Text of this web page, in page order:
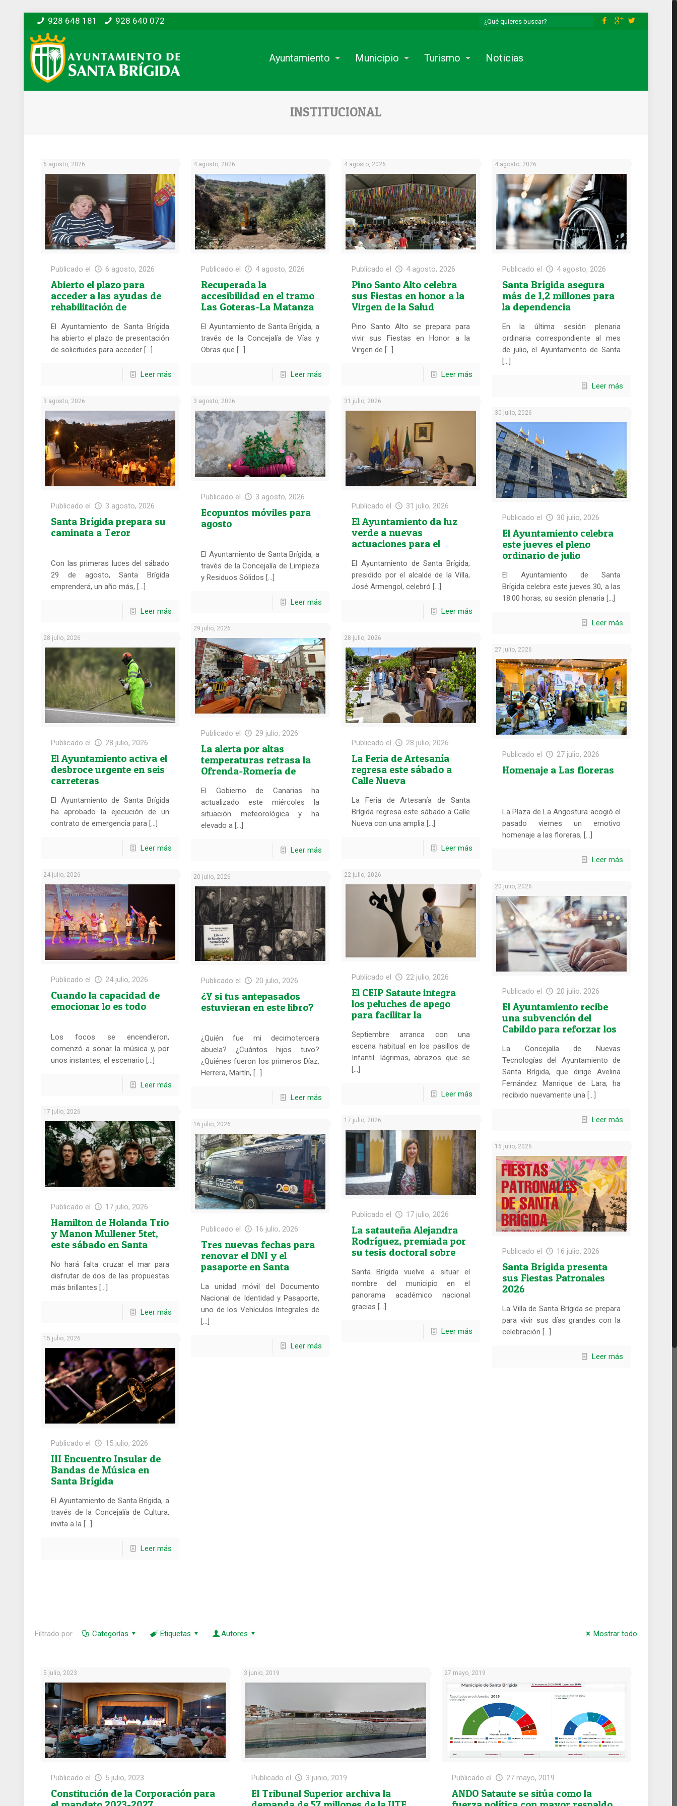
928 648 181 928 640 072
Ayuntamiento Municipio Turismo Noticias
INSTITUCIONAL
6 agosto, 2026
Publicado el 6 agosto, 2026
Abierto el plazo para
acceder a las ayudas de
rehabilitación de
El Ayuntamiento de Santa Brígida
ha abierto el plazo de presentación
de solicitudes para acceder […]
Leer más
4 agosto, 2026
Publicado el 4 agosto, 2026
Recuperada la
accesibilidad en el tramo
Las Goteras-La Matanza
El Ayuntamiento de Santa Brígida, a
través de la Concejalía de Vías y
Obras que […]
Leer más
4 agosto, 2026
Publicado el 4 agosto, 2026
Pino Santo Alto celebra
sus Fiestas en honor a la
Virgen de la Salud
Pino Santo Alto se prepara para
vivir sus Fiestas en Honor a la
Virgen de […]
Leer más
4 agosto, 2026
Publicado el 4 agosto, 2026
Santa Brígida asegura
más de 1,2 millones para
la dependencia
En la última sesión plenaria
ordinaria correspondiente al mes
de julio, el Ayuntamiento de Santa
[…]
Leer más
3 agosto, 2026
Publicado el 3 agosto, 2026
Santa Brígida prepara su
caminata a Teror
Con las primeras luces del sábado
29 de agosto, Santa Brígida
emprenderá, un año más, […]
Leer más
3 agosto, 2026
Publicado el 3 agosto, 2026
Ecopuntos móviles para
agosto
El Ayuntamiento de Santa Brígida, a
través de la Concejalía de Limpieza
y Residuos Sólidos […]
Leer más
31 julio, 2026
Publicado el 31 julio, 2026
El Ayuntamiento da luz
verde a nuevas
actuaciones para el
El Ayuntamiento de Santa Brígida,
presidido por el alcalde de la Villa,
José Armengol, celebró […]
Leer más
30 julio, 2026
Publicado el 30 julio, 2026
El Ayuntamiento celebra
este jueves el pleno
ordinario de julio
El Ayuntamiento de Santa
Brígida celebra este jueves 30, a las
18:00 horas, su sesión plenaria […]
Leer más
29 julio, 2026
Publicado el 29 julio, 2026
La alerta por altas
temperaturas retrasa la
Ofrenda-Romería de
El Gobierno de Canarias ha
actualizado este miércoles la
situación meteorológica y ha
elevado a […]
Leer más
28 julio, 2026
Publicado el 28 julio, 2026
El Ayuntamiento activa el
desbroce urgente en seis
carreteras
El Ayuntamiento de Santa Brígida
ha aprobado la ejecución de un
contrato de emergencia para […]
Leer más
28 julio, 2026
Publicado el 28 julio, 2026
La Feria de Artesanía
regresa este sábado a
Calle Nueva
La Feria de Artesanía de Santa
Brígida regresa este sábado a Calle
Nueva con una amplia […]
Leer más
27 julio, 2026
Publicado el 27 julio, 2026
Homenaje a Las floreras
La Plaza de La Angostura acogió el
pasado viernes un emotivo
homenaje a las floreras, […]
Leer más
24 julio, 2026
Publicado el 24 julio, 2026
Cuando la capacidad de
emocionar lo es todo
Los focos se encendieron,
comenzó a sonar la música y, por
unos instantes, el escenario […]
Leer más
22 julio, 2026
Publicado el 22 julio, 2026
El CEIP Sataute integra
los peluches de apego
para facilitar la
Septiembre arranca con una
escena habitual en los pasillos de
Infantil: lágrimas, abrazos que se
[…]
Leer más
20 julio, 2026
Publicado el 20 julio, 2026
¿Y si tus antepasados
estuvieran en este libro?
¿Quién fue mi decimotercera
abuela? ¿Cuántos hijos tuvo?
¿Quiénes fueron los primeros Díaz,
Herrera, Martín, […]
Leer más
20 julio, 2026
Publicado el 20 julio, 2026
El Ayuntamiento recibe
una subvención del
Cabildo para reforzar los
municipales
La Concejalía de Nuevas
Tecnologías del Ayuntamiento de
Santa Brígida, que dirige Avelina
Fernández Manrique de Lara, ha
recibido nuevamente una […]
Leer más
17 julio, 2026
Publicado el 17 julio, 2026
Hamilton de Holanda Trio
y Manon Mullener 5tet,
este sábado en Santa
No hará falta cruzar el mar para
disfrutar de dos de las propuestas
más brillantes […]
Leer más
17 julio, 2026
Publicado el 17 julio, 2026
La satauteña Alejandra
Rodríguez, premiada por
su tesis doctoral sobre
Santa Brígida vuelve a situar el
nombre del municipio en el
panorama académico nacional
gracias […]
Leer más
16 julio, 2026
Publicado el 16 julio, 2026
Tres nuevas fechas para
renovar el DNI y el
pasaporte en Santa
La unidad móvil del Documento
Nacional de Identidad y Pasaporte,
uno de los Vehículos Integrales de
[…]
Leer más
16 julio, 2026
Publicado el 16 julio, 2026
Santa Brígida presenta
sus Fiestas Patronales
2026
La Villa de Santa Brígida se prepara
para vivir sus días grandes con la
celebración […]
Leer más
15 julio, 2026
Publicado el 15 julio, 2026
III Encuentro Insular de
Bandas de Música en
Santa Brígida
El Ayuntamiento de Santa Brígida, a
través de la Concejalía de Cultura,
invita a la […]
Leer más
Filtrado por Categorías Etiquetas Autores Mostrar todo
5 julio, 2023
Publicado el 5 julio, 2023
Constitución de la Corporación para
3 junio, 2019
Publicado el 3 junio, 2019
El Tribunal Superior archiva la
27 mayo, 2019
Publicado el 27 mayo, 2019
ANDO Sataute se sitúa como la